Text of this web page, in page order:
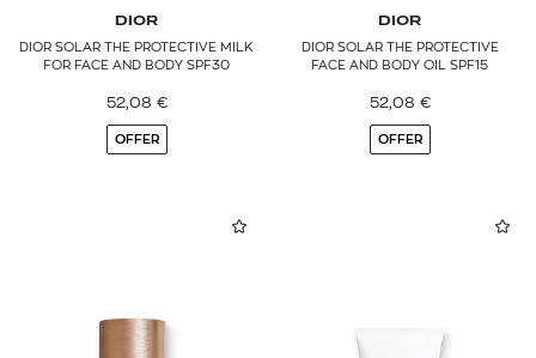
DIOR
DIOR SOLAR THE PROTECTIVE MILK
FOR FACE AND BODY SPF30
52,08 €
OFFER
DIOR
DIOR SOLAR THE PROTECTIVE
FACE AND BODY OIL SPF15
52,08 €
OFFER